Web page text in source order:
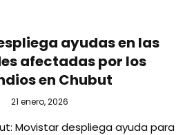
ayudas en las
afectadas por los
en Chubut
21 enero, 2026
Movistar despliega ayuda para